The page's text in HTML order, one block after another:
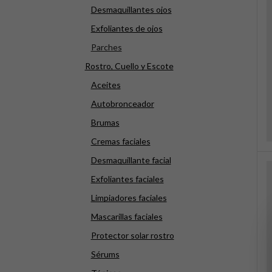
Desmaquillantes ojos
Exfoliantes de ojos
Parches
Rostro, Cuello y Escote
Aceites
Autobronceador
Brumas
Cremas faciales
Desmaquillante facial
Exfoliantes faciales
Limpiadores faciales
Mascarillas faciales
Protector solar rostro
Sérums